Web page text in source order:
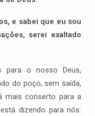
e sabei que eu sou
serei exaltado
para o nosso Deus,
do poço, sem saída,
mais conserto para a
dizendo para nós: